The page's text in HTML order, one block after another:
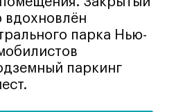
вдохновлён
парка Нью-
паркинг